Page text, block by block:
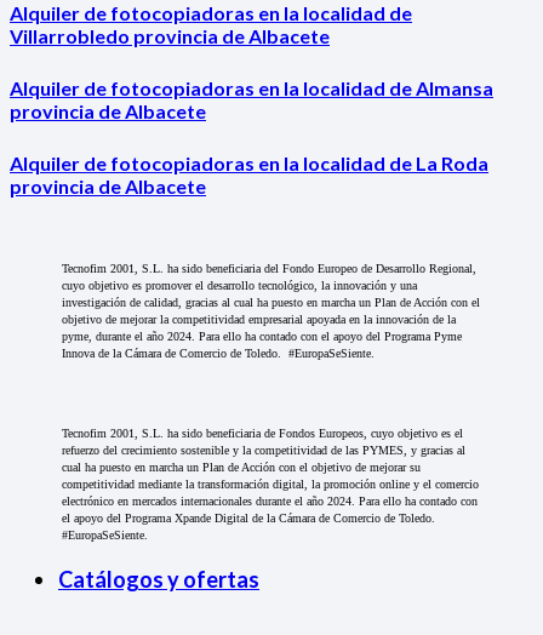
Alquiler de fotocopiadoras en la localidad de
Villarrobledo provincia de Albacete
Alquiler de fotocopiadoras en la localidad de Almansa
provincia de Albacete
Alquiler de fotocopiadoras en la localidad de La Roda
provincia de Albacete
Tecnofim 2001, S.L. ha sido beneficiaria del Fondo Europeo de Desarrollo Regional,
cuyo objetivo es promover el desarrollo tecnológico, la innovación y una
investigación de calidad, gracias al cual ha puesto en marcha un Plan de Acción con el
objetivo de mejorar la competitividad empresarial apoyada en la innovación de la
pyme, durante el año 2024. Para ello ha contado con el apoyo del Programa Pyme
Innova de la Cámara de Comercio de Toledo. #EuropaSeSiente.
Tecnofim 2001, S.L. ha sido beneficiaria de Fondos Europeos, cuyo objetivo es el
refuerzo del crecimiento sostenible y la competitividad de las PYMES, y gracias al
cual ha puesto en marcha un Plan de Acción con el objetivo de mejorar su
competitividad mediante la transformación digital, la promoción online y el comercio
electrónico en mercados internacionales durante el año 2024. Para ello ha contado con
el apoyo del Programa Xpande Digital de la Cámara de Comercio de Toledo.
#EuropaSeSiente.
Catálogos y ofertas